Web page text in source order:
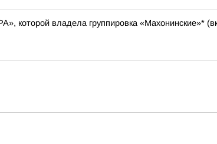
которой владела группировка «Махонинские»*